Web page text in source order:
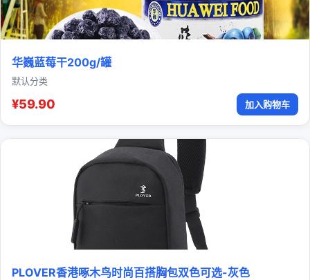
华巍蓝莓干200g/罐
默认分类
¥59.90 加入购物车
PLOVER香港啄木鸟时尚百搭胸包双色可选-灰色